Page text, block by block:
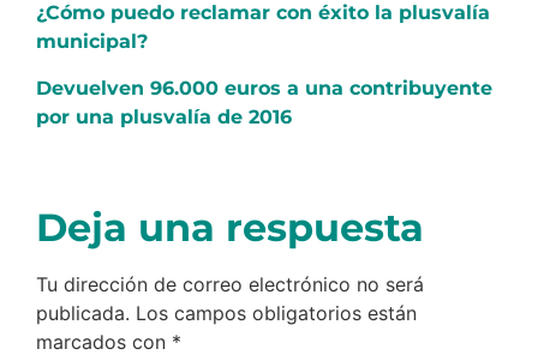
¿Cómo puedo reclamar con éxito la plusvalía
municipal?
Devuelven 96.000 euros a una contribuyente
por una plusvalía de 2016
Deja una respuesta
Tu dirección de correo electrónico no será
publicada. Los campos obligatorios están
marcados con *